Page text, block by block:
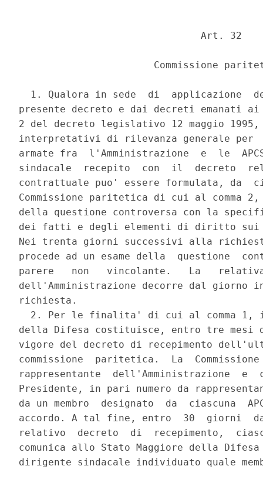
                               Art. 32
Commissione
1. Qualora in sede  di  applicazione
presente decreto e dai decreti emanati
2 del decreto legislativo 12 maggio
interpretativi di rilevanza generale per
armate fra  l'Amministrazione  e  le
sindacale  recepito  con  il  decreto
contrattuale puo' essere formulata, da
Commissione paritetica di cui al comma
della questione controversa con la
dei fatti e degli elementi di diritto sui
Nei trenta giorni successivi alla
procede ad un esame della  questione
parere   non   vincolante.   La
dell'Amministrazione decorre dal
richiesta.
2. Per le finalita' di cui al comma 1,
della Difesa costituisce, entro tre
vigore del decreto di recepimento
commissione  paritetica.  La
rappresentante  dell'Amministrazione
Presidente, in pari numero da
da un membro  designato  da  ciascuna
accordo. A tal fine, entro  30  giorni
relativo  decreto  di  recepimento,
comunica allo Stato Maggiore della